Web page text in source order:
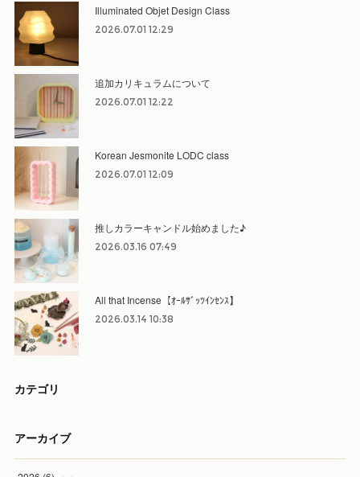
Illuminated Objet Design Class
2026.07.01 12:29
追加カリキュラムについて
2026.07.01 12:22
Korean Jesmonite LODC class
2026.07.01 12:09
推しカラーキャンドル始めました♪
2026.03.16 07:49
All that Incense【ｵｰﾙｻﾞｯﾂｲﾝｾﾝｽ】
2026.03.14 10:38
カテゴリ
アーカイブ